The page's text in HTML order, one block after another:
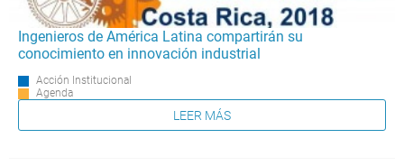
Ingenieros de América Latina compartirán su
conocimiento en innovación industrial
Acción Institucional
Agenda
LEER MÁS